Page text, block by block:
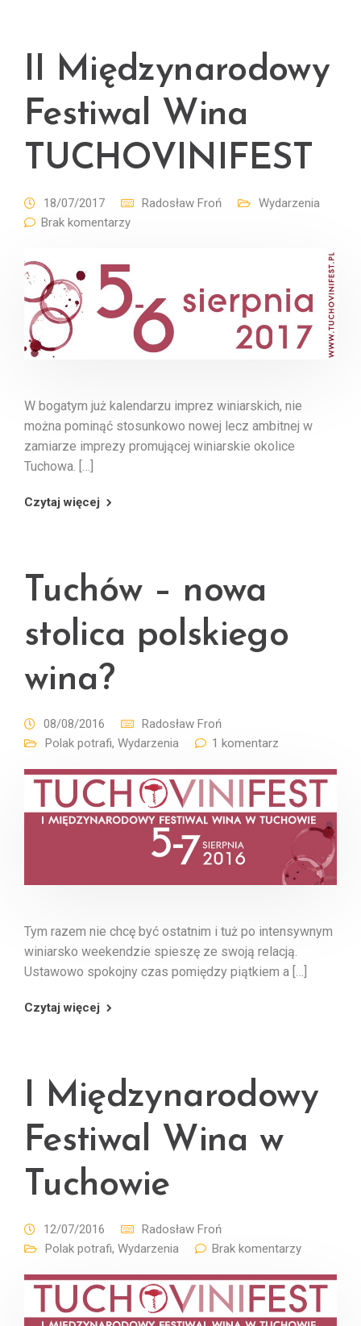
II Międzynarodowy
Festiwal Wina
TUCHOVINIFEST
18/07/2017 Radosław Froń
Wydarzenia
Brak komentarzy
W bogatym już kalendarzu imprez winiarskich, nie
można pominąć stosunkowo nowej lecz ambitnej w
zamiarze imprezy promującej winiarskie okolice
Tuchowa. […]
Czytaj więcej
Tuchów – nowa
stolica polskiego
wina?
08/08/2016
Radosław Froń
Polak potrafi, Wydarzenia 1 komentarz
Tym razem nie chcę być ostatnim i tuż po intensywnym
winiarsko weekendzie spieszę ze swoją relacją.
Ustawowo spokojny czas pomiędzy piątkiem a […]
Czytaj więcej
I Międzynarodowy
Festiwal Wina w
Tuchowie
12/07/2016
Radosław Froń
Polak potrafi, Wydarzenia Brak komentarzy